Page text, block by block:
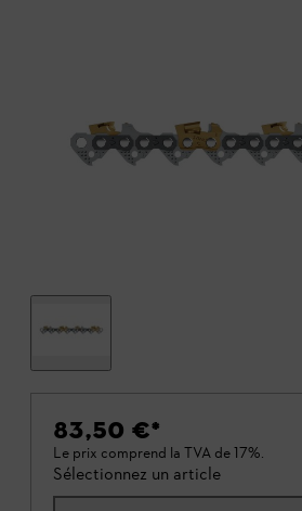
83,50 €*
Le prix comprend la TVA de 17%.
Sélectionnez un article